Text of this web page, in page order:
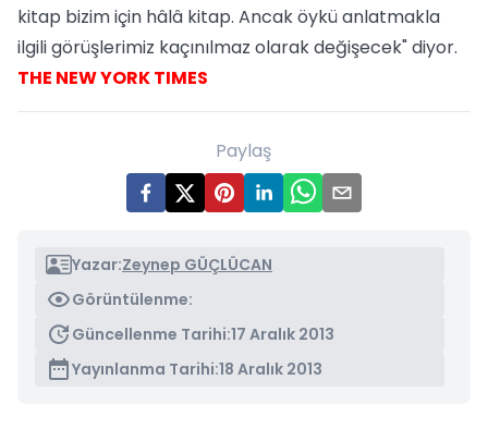
kitap bizim için hâlâ kitap. Ancak öykü anlatmakla
ilgili görüşlerimiz kaçınılmaz olarak değişecek" diyor.
THE NEW YORK TIMES
Paylaş
Yazar:Zeynep GÜÇLÜCAN
Görüntülenme:
Güncellenme Tarihi:17 Aralık 2013
Yayınlanma Tarihi:18 Aralık 2013